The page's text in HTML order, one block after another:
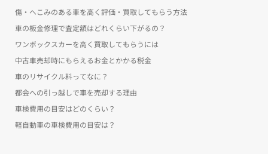
傷・へこみのある車を高く評価・買取してもらう方法
車の板金修理で査定額はどれくらい下がるの？
ワンボックスカーを高く買取してもらうには
中古車売却時にもらえるお金とかかる税金
車のリサイクル料ってなに？
都会への引っ越しで車を売却する理由
車検費用の目安はどのくらい？
軽自動車の車検費用の目安は？